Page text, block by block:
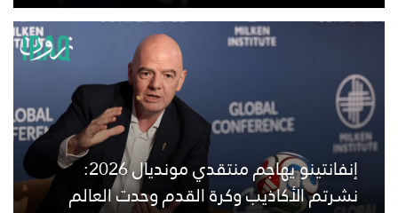
إنفانتينو يهاجم منتقدي مونديال 2026:
نشرتم الأكاذيب وكرة القدم وحدت العالم